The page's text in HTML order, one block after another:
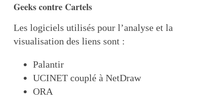
Geeks contre Cartels
Les logiciels utilisés pour l’analyse et la
visualisation des liens sont :
Palantir
UCINET couplé à NetDraw
ORA